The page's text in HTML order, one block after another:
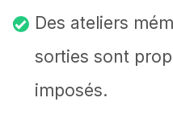
Des ateliers
sorties sont
imposés.